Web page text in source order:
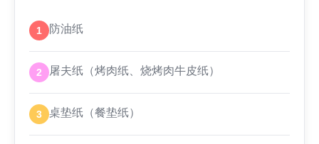
1 防油纸
2 屠夫纸（烤肉纸、烧烤肉牛皮纸）
3 桌垫纸（餐垫纸）